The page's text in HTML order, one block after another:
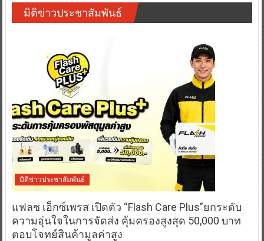
มิติข่าวประชาสัมพันธ์
มิติข่าวประชาสัมพันธ์
แฟลช เอ็กซ์เพรส เปิดตัว “Flash Care Plus”ยกระดับ
ความอุ่นใจในการจัดส่ง คุ้มครองสูงสุด 50,000 บาท
ตอบโจทย์สินค้ามูลค่าสูง